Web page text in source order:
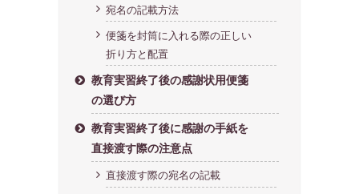
宛名の記載方法
便箋を封筒に入れる際の正しい
折り方と配置
教育実習終了後の感謝状用便箋
の選び方
教育実習終了後に感謝の手紙を
直接渡す際の注意点
直接渡す際の宛名の記載